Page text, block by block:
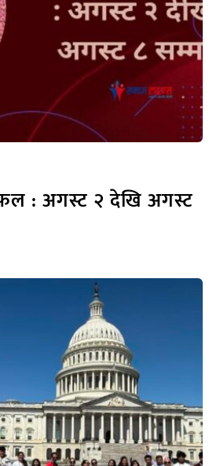
: अगस्ट २ देखि अगस्ट